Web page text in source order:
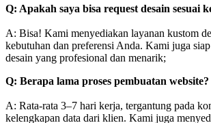
Q: Apakah saya bisa request desain sesuai
A: Bisa! Kami menyediakan layanan kustom
kebutuhan dan preferensi Anda. Kami juga
desain yang profesional dan menarik;
Q: Berapa lama proses pembuatan website?
A: Rata-rata 3–7 hari kerja, tergantung pada
kelengkapan data dari klien. Kami juga